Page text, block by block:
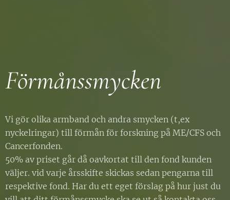
Förmånssmycken
Vi gör olika armband och andra smycken (t,ex
nyckelringar) till förmån för forskning på ME/CFS och
Cancerfonden.
50% av priset går då oavkortat till den fond kunden
väljer. vid varje årsskifte skickas sedan pengarna till
respektive fond. Har du ett eget förslag på hur just du